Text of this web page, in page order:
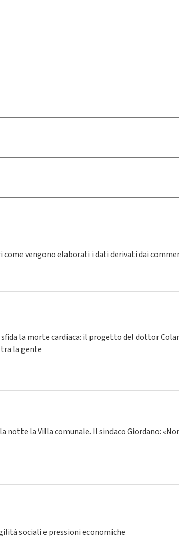
come vengono elaborati i dati derivati dai
la morte cardiaca: il progetto del dottor
la gente
notte la Villa comunale. Il sindaco Giordano:
sociali e pressioni economiche